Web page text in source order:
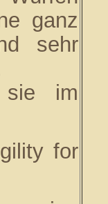
ganz
sehr
sie im
for